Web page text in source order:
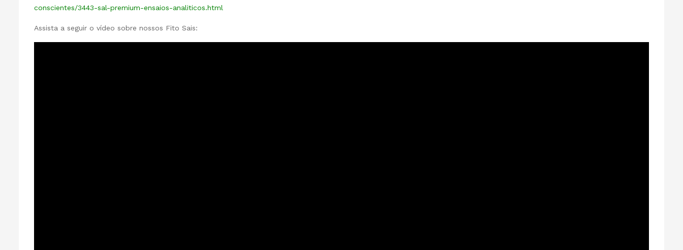
conscientes/3443-sal-premium-ensaios-analiticos.html
Assista a seguir o vídeo sobre nossos Fito Sais: